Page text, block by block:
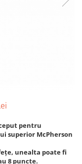
pentru
superior McPherson
unealta poate fi
8 puncte.